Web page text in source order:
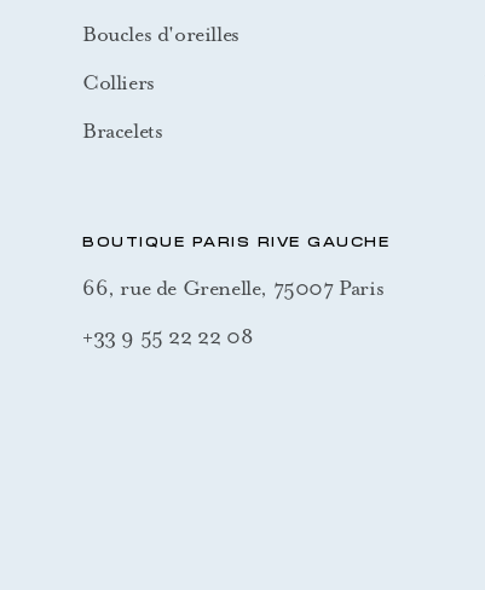
Boucles d'oreilles
Colliers
Bracelets
BOUTIQUE PARIS RIVE GAUCHE
66, rue de Grenelle, 75007 Paris
+33 9 55 22 22 08